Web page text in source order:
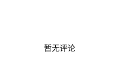
暂无评论